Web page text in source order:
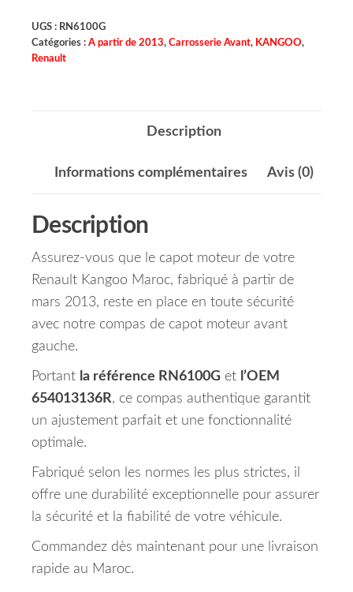
UGS : RN6100G
Catégories : A partir de 2013, Carrosserie Avant, KANGOO,
Renault
Description
Informations complémentaires Avis (0)
Description
Assurez-vous que le capot moteur de votre
Renault Kangoo Maroc, fabriqué à partir de
mars 2013, reste en place en toute sécurité
avec notre compas de capot moteur avant
gauche.
Portant la référence RN6100G et l’OEM
654013136R, ce compas authentique garantit
un ajustement parfait et une fonctionnalité
optimale.
Fabriqué selon les normes les plus strictes, il
offre une durabilité exceptionnelle pour assurer
la sécurité et la fiabilité de votre véhicule.
Commandez dès maintenant pour une livraison
rapide au Maroc.